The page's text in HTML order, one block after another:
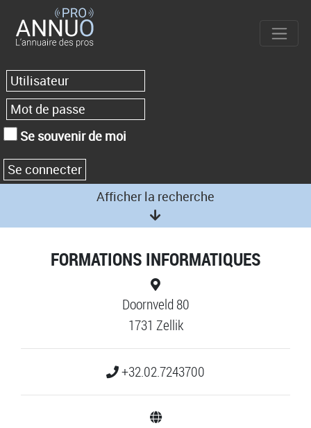
Se souvenir de moi
Afficher la recherche
FORMATIONS INFORMATIQUES
Doornveld 80
1731 Zellik
+32.02.7243700